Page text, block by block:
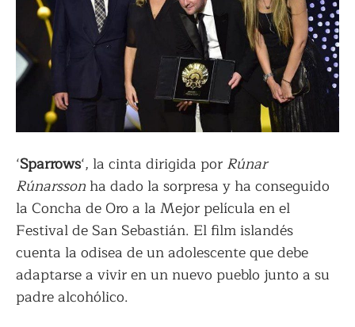
‘Sparrows‘, la cinta dirigida por Rúnar
Rúnarsson ha dado la sorpresa y ha conseguido
la Concha de Oro a la Mejor película en el
Festival de San Sebastián. El film islandés
cuenta la odisea de un adolescente que debe
adaptarse a vivir en un nuevo pueblo junto a su
padre alcohólico.